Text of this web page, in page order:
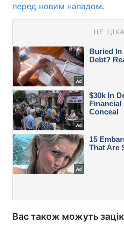
перед новим нападом.
Вас також можуть